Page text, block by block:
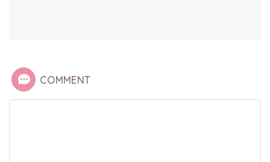
COMMENT